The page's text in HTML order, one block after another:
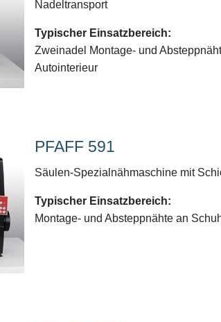
Nadeltransport
Typischer Einsatzbereich:
Zweinadel Montage- und
Autointerieur
PFAFF 591
Säulen-Spezialnähmaschine mit
Typischer Einsatzbereich:
Montage- und Absteppnähte an